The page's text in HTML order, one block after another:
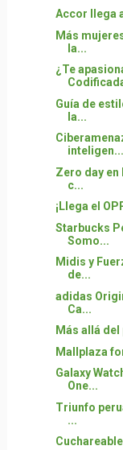
Accor llega
Más
la...
¿Te
Guía de
la...
inteligen...
Zero day
c...
¡Llega el
Starbucks
Somo...
Midis y
de...
adidas
Ca...
Más allá
Mallplaza
Galaxy
One...
Triunfo
...